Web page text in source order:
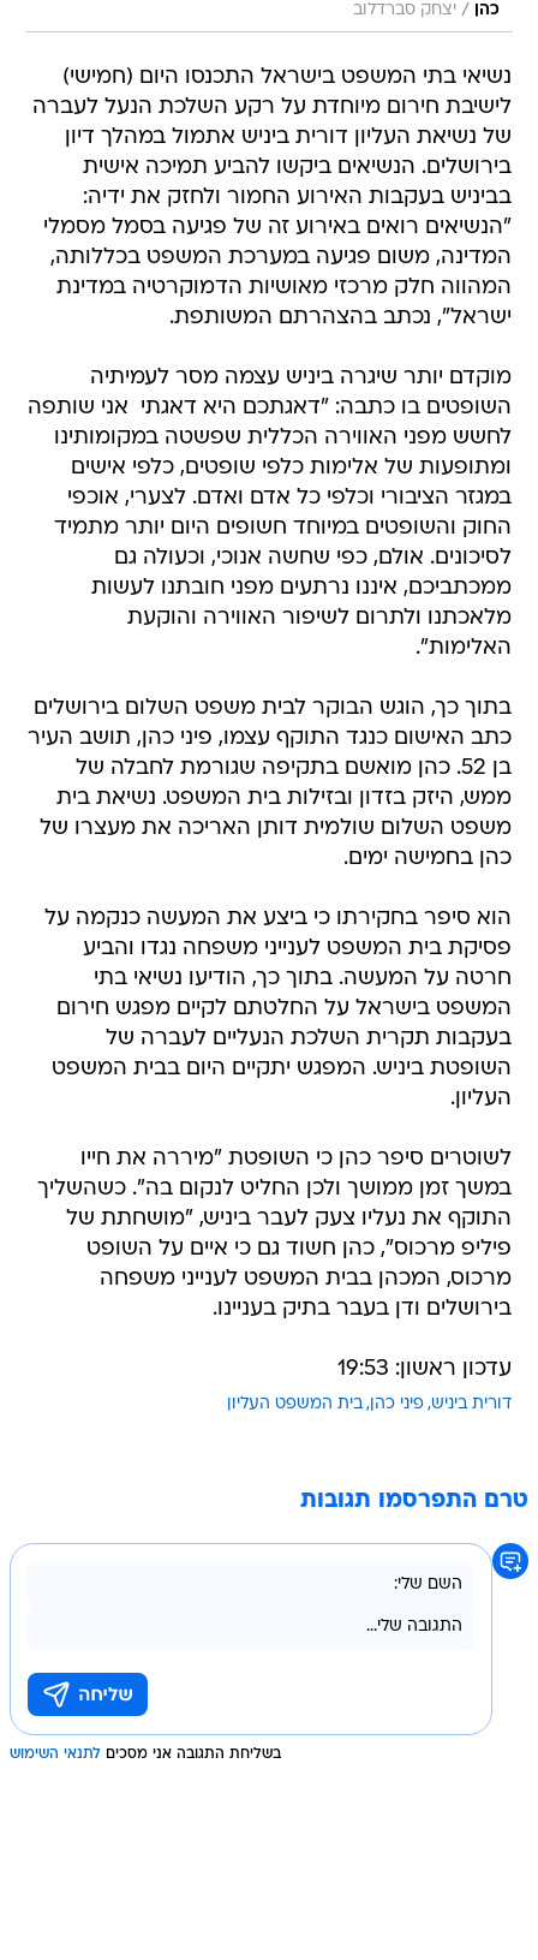
כהן
/ יצחק סברדלוב
נשיאי בתי המשפט בישראל התכנסו היום (חמישי)
לישיבת חירום מיוחדת על רקע השלכת הנעל לעברה
של נשיאת העליון דורית ביניש אתמול במהלך דיון
בירושלים. הנשיאים ביקשו להביע תמיכה אישית
בביניש בעקבות האירוע החמור ולחזק את ידיה:
"הנשיאים רואים באירוע זה של פגיעה בסמל מסמלי
המדינה, משום פגיעה במערכת המשפט בכללותה,
המהווה חלק מרכזי מאושיות הדמוקרטיה במדינת
ישראל", נכתב בהצהרתם המשותפת.
מוקדם יותר שיגרה ביניש עצמה מסר לעמיתיה
השופטים בו כתבה: "דאגתכם היא דאגתי  אני שותפה
לחשש מפני האווירה הכללית שפשטה במקומותינו
ומתופעות של אלימות כלפי שופטים, כלפי אישים
במגזר הציבורי וכלפי כל אדם ואדם. לצערי, אוכפי
החוק והשופטים במיוחד חשופים היום יותר מתמיד
לסיכונים. אולם, כפי שחשה אנוכי, וכעולה גם
ממכתביכם, איננו נרתעים מפני חובתנו לעשות
מלאכתנו ולתרום לשיפור האווירה והוקעת
האלימות".
בתוך כך, הוגש הבוקר לבית משפט השלום בירושלים
כתב האישום כנגד התוקף עצמו, פיני כהן, תושב העיר
בן 52. כהן מואשם בתקיפה שגורמת לחבלה של
ממש, היזק בזדון ובזילות בית המשפט. נשיאת בית
משפט השלום שולמית דותן האריכה את מעצרו של
כהן בחמישה ימים.
הוא סיפר בחקירתו כי ביצע את המעשה כנקמה על
פסיקת בית המשפט לענייני משפחה נגדו והביע
חרטה על המעשה. בתוך כך, הודיעו נשיאי בתי
המשפט בישראל על החלטתם לקיים מפגש חירום
בעקבות תקרית השלכת הנעליים לעברה של
השופטת ביניש. המפגש יתקיים היום בבית המשפט
העליון.
לשוטרים סיפר כהן כי השופטת "מיררה את חייו
במשך זמן ממושך ולכן החליט לנקום בה". כשהשליך
התוקף את נעליו צעק לעבר ביניש, "מושחתת של
פיליפ מרכוס", כהן חשוד גם כי איים על השופט
מרכוס, המכהן בבית המשפט לענייני משפחה
בירושלים ודן בעבר בתיק בעניינו.
עדכון ראשון: 19:53
דורית ביניש פיני כהן בית המשפט העליון
טרם התפרסמו תגובות
בשליחת התגובה אני מסכים לתנאי השימוש